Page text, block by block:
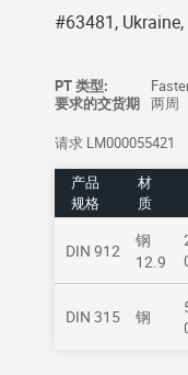
#63481,
PT 类型:
要求的交货期 两周
请求 LM000055421
产品
规格
材
质
DIN 912
钢
12.9
DIN 315 钢